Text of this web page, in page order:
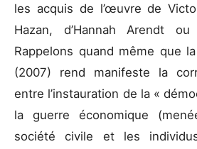
les acquis de l’œuvre de
Hazan, d’Hannah Arendt
Rappelons quand même que la
(2007) rend manifeste la
entre l’instauration de la «
la guerre économique
société civile et les